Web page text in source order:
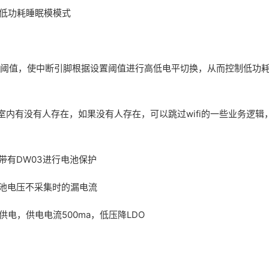
功耗睡眠模模式
值，使中断引脚根据设置阈值进行高低电平切换，从而控制低功
内有没有人存在，如果没有人存在，可以跳过wifi的一些业务逻辑
有DW03进行电池保护
电压不采集时的漏电流
电，供电电流500ma，低压降LDO